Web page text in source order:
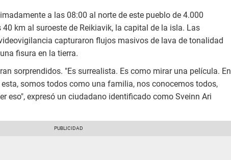
a las 08:00 al norte de este pueblo de 4.000
km al suroeste de Reikiavik, la capital de la isla. Las
capturaron flujos masivos de lava de tonalidad
fisura en la tierra.
sorprendidos. "Es surrealista. Es como mirar una película. En
somos todos como una familia, nos conocemos todos,
eso", expresó un ciudadano identificado como Sveinn Ari